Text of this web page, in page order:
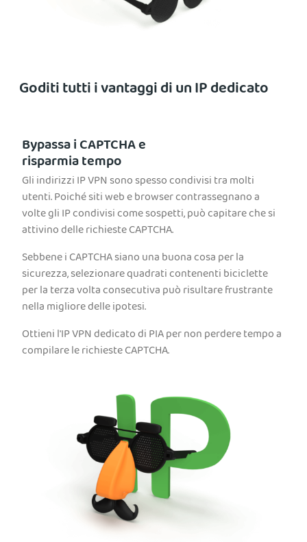
Goditi tutti i vantaggi di un IP dedicato
Bypassa i CAPTCHA e
risparmia tempo
Gli indirizzi IP VPN sono spesso condivisi tra molti
utenti. Poiché siti web e browser contrassegnano a
volte gli IP condivisi come sospetti, può capitare che si
attivino delle richieste CAPTCHA.
Sebbene i CAPTCHA siano una buona cosa per la
sicurezza, selezionare quadrati contenenti biciclette
per la terza volta consecutiva può risultare frustrante
nella migliore delle ipotesi.
Ottieni l'IP VPN dedicato di PIA per non perdere tempo a
compilare le richieste CAPTCHA.